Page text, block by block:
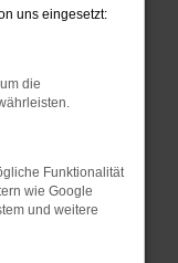
in einem
uns eingesetzt:
die
Funktionalität
wie Google
und weitere